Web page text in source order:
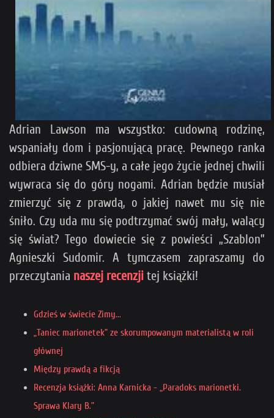
Adrian Lawson ma wszystko: cudowną rodzinę,
wspaniały dom i pasjonującą pracę. Pewnego ranka
odbiera dziwne SMS-y, a całe jego życie jednej chwili
wywraca się do góry nogami. Adrian będzie musiał
zmierzyć się z prawdą, o jakiej nawet mu się nie
śniło. Czy uda mu się podtrzymać swój mały, walący
się świat? Tego dowiecie się z powieści „Szablon”
Agnieszki Sudomir. A tymczasem zapraszamy do
przeczytania naszej recenzji tej książki!
Gdzieś w świecie Zimy...
„Taniec marionetek” ze skorumpowanym materialistą w roli
głównej
Między prawdą a fikcją
Recenzja książki: Anna Karnicka - „Paradoks marionetki.
Sprawa Klary B.”